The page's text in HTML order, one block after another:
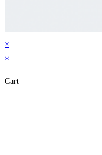
×
×
Cart